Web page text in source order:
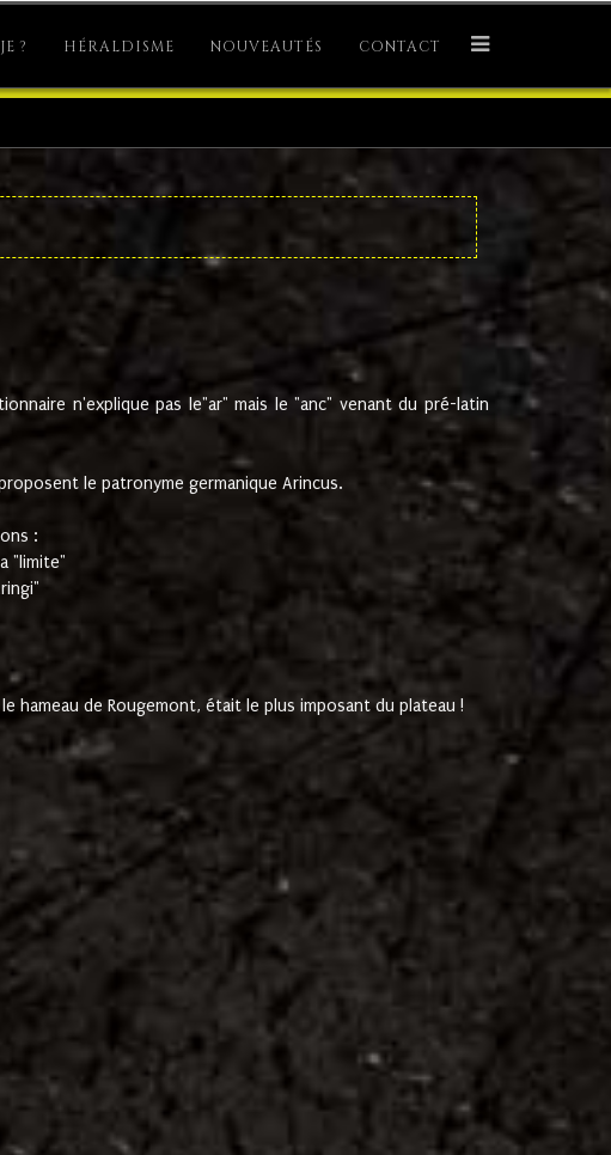
? HÉRALDISME NOUVEAUTÉS CONTACT
n'explique pas le"ar" mais le "anc" venant du pré-latin
proposent le patronyme germanique Arincus.
:
"limite"
hameau de Rougemont, était le plus imposant du plateau !